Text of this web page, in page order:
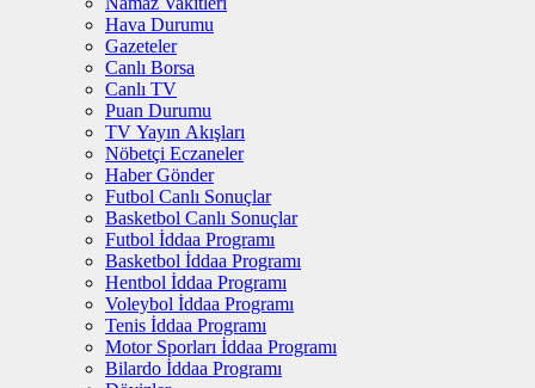
Hava Durumu
Gazeteler
Canlı Borsa
Canlı TV
Puan Durumu
TV Yayın Akışları
Nöbetçi Eczaneler
Haber Gönder
Futbol Canlı Sonuçlar
Basketbol Canlı Sonuçlar
Futbol İddaa Programı
Basketbol İddaa Programı
Hentbol İddaa Programı
Voleybol İddaa Programı
Tenis İddaa Programı
Motor Sporları İddaa Programı
Bilardo İddaa Programı